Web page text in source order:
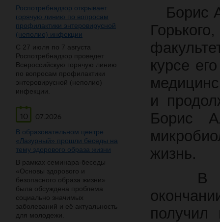
Роспотребнадзор открывает
горячую линию по вопросам
профилактики энтеровирусной
(неполио) инфекции
С 27 июля по 7 августа
Роспотребнадзор проведет
Всероссийскую горячую линию
по вопросам профилактики
энтеровирусной (неполио)
инфекции.
10
07.2026
В образовательном центре
«Лазурный» прошли беседы на
тему здорового образа жизни
В рамках семинара-беседы
«Основы здорового и
безопасного образа жизни»
была обсуждена проблема
социально значимых
заболеваний и её актуальность
для молодежи.
Борис
курсе
и
Борис
жизнь.
В
получил